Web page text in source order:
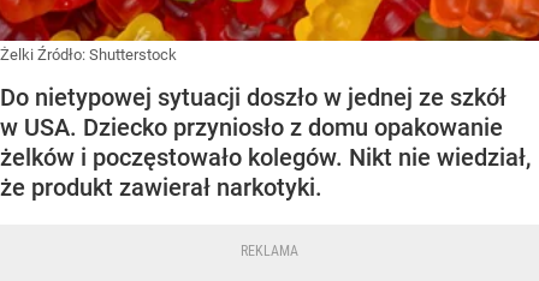
Żelki Źródło: Shutterstock
Do nietypowej sytuacji doszło w jednej ze szkół
w USA. Dziecko przyniosło z domu opakowanie
żelków i poczęstowało kolegów. Nikt nie wiedział,
że produkt zawierał narkotyki.